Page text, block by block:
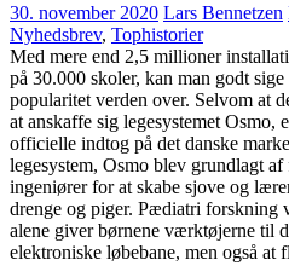
30. november 2020 Lars Bennetzen
Nyhedsbrev, Tophistorier
Med mere end 2,5 millioner
på 30.000 skoler, kan man godt
popularitet verden over. Selvom at
at anskaffe sig legesystemet Osmo,
officielle indtog på det danske
legesystem, Osmo blev grundlagt
ingeniører for at skabe sjove og
drenge og piger. Pædiatri forskning
alene giver børnene værktøjerne til
elektroniske løbebane, men også at